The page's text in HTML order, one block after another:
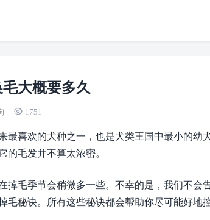
大概要多久
1751
喜欢的犬种之一，也是犬类王国中最小的幼
毛发并不算太浓密。
掉毛季节会稍微多一些。不幸的是，我们不会
毛秘诀。所有这些秘诀都会帮助你尽可能好地